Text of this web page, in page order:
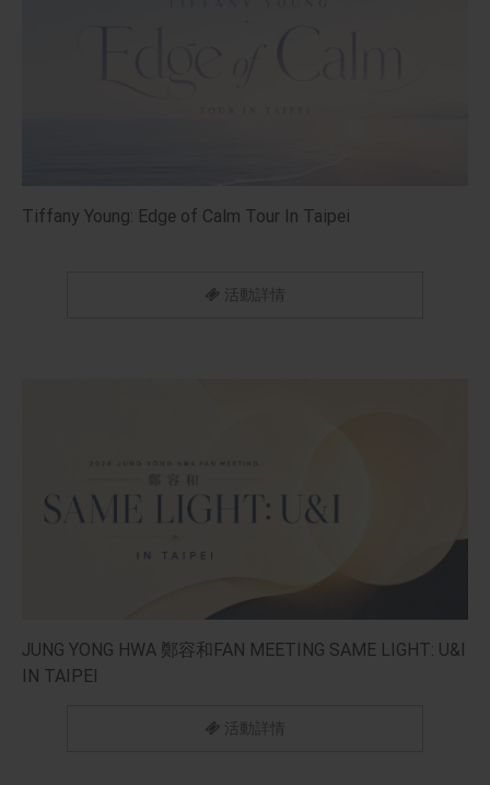
Tiffany Young: Edge of Calm Tour In Taipei
活動詳情
JUNG YONG HWA 鄭容和FAN MEETING SAME LIGHT: U&I
IN TAIPEI
活動詳情